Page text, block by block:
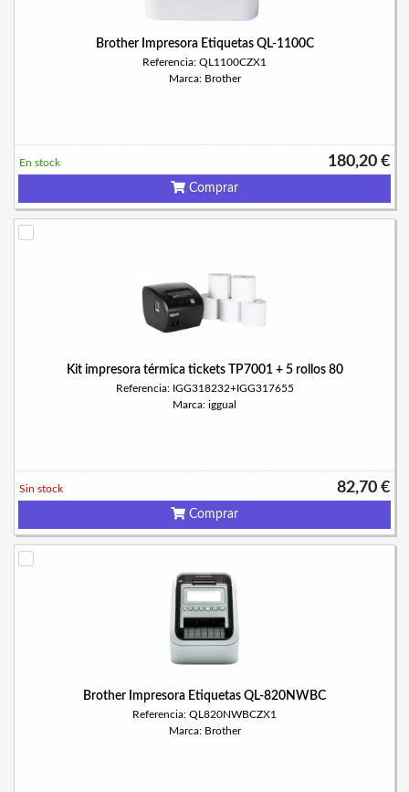
Brother Impresora Etiquetas QL-1100C
Referencia: QL1100CZX1
Marca: Brother
180,20 €
En stock
Comprar
Kit impresora térmica tickets TP7001 + 5 rollos 80
Referencia: IGG318232+IGG317655
Marca: iggual
82,70 €
Sin stock
Comprar
Brother Impresora Etiquetas QL-820NWBC
Referencia: QL820NWBCZX1
Marca: Brother